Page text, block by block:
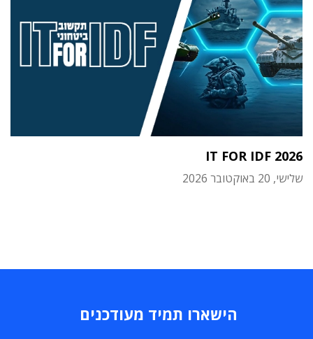
IT FOR IDF 2026
שלישי, 20 באוקטובר 2026
הישארו תמיד מעודכנים